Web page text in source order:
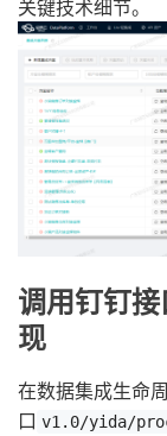
关键技术细节。
调用钉钉
现
在数据集成生命
口 v1.0/yida/